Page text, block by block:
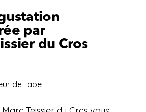
par
du Cros
de Label